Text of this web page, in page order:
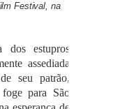
Festival, na
estupros
assediada
seu patrão,
para São